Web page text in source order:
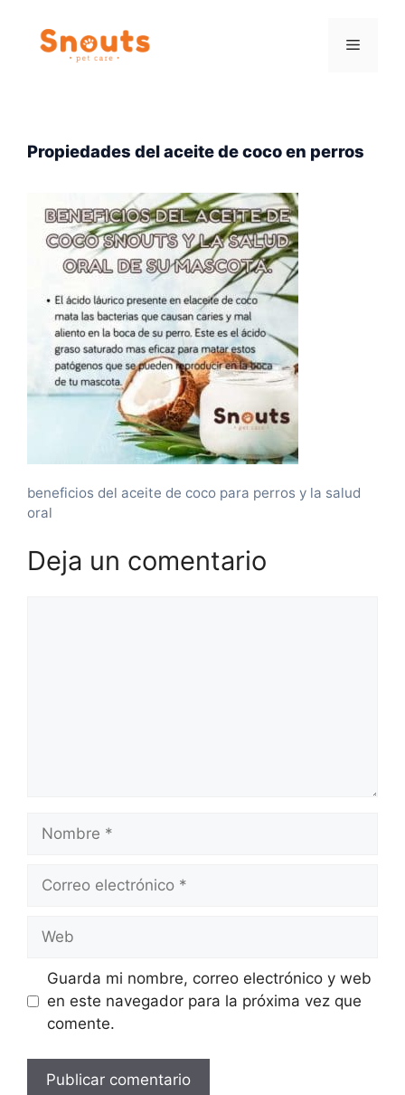
contenido
Menú
Propiedades del aceite de coco en perros
beneficios del aceite de coco para perros y la salud
oral
Deja un comentario
Nombre
Correo
Web
Guarda mi nombre, correo electrónico y web
en este navegador para la próxima vez que
comente.